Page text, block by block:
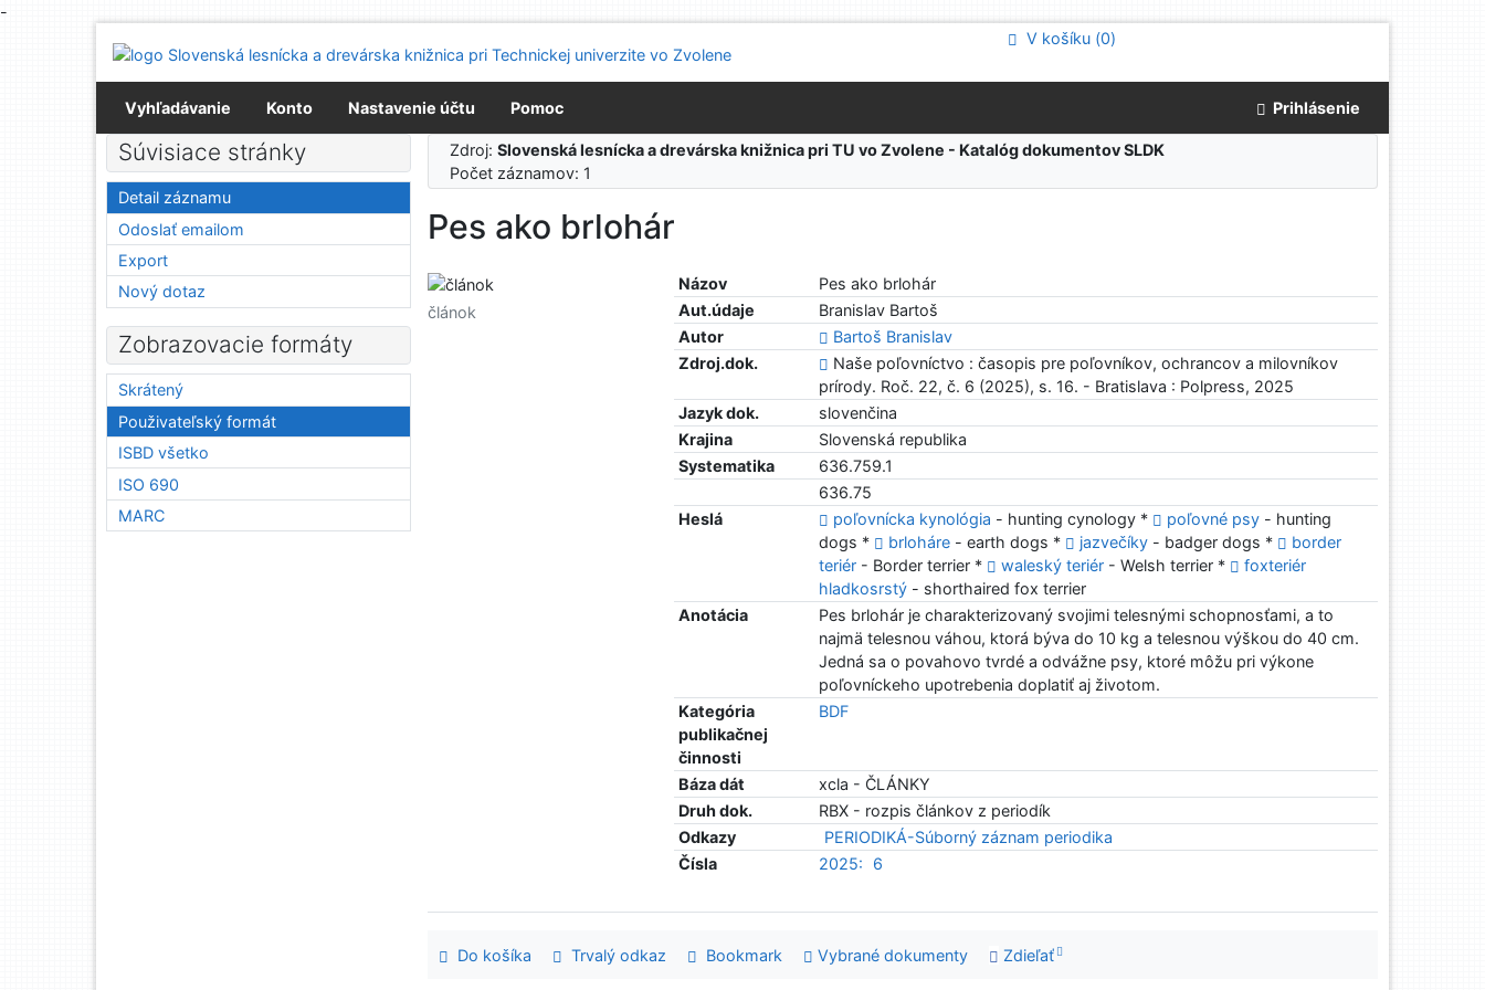
-
Prejsť na menu
Prehlásenie o webovej prístupnosti
V košíku (0)
Vyhľadávanie Konto Nastavenie účtu Pomoc Prihlásenie
Zdroj:Slovenská lesnícka a drevárska knižnica pri TU vo Zvolene - Katalóg dokumentov SLDK
Počet záznamov: 1
Pes ako brlohár
Názov
Pes ako brlohár
Aut.údaje
Branislav Bartoš
Autor
Bartoš Branislav
Zdroj.dok.
Naše poľovníctvo : časopis pre poľovníkov, ochrancov a milovníkov
prírody. Roč. 22, č. 6 (2025), s. 16. - Bratislava : Polpress, 2025
Jazyk dok.
slovenčina
Krajina
Slovenská republika
Systematika
636.759.1
636.75
Heslá
poľovnícka kynológia - hunting cynology * poľovné psy - hunting
dogs *
brloháre - earth dogs * jazvečíky - badger dogs *
border
teriér - Border terrier * waleský teriér - Welsh terrier *
foxteriér
hladkosrstý - shorthaired fox terrier
Anotácia
Pes brlohár je charakterizovaný svojimi telesnými schopnosťami, a to
najmä telesnou váhou, ktorá býva do 10 kg a telesnou výškou do 40 cm.
Jedná sa o povahovo tvrdé a odvážne psy, ktoré môžu pri výkone
poľovníckeho upotrebenia doplatiť aj životom.
Kategória
publikačnej
činnosti
BDF
Báza dát
xcla - ČLÁNKY
Druh dok.
RBX - rozpis článkov z periodík
Odkazy
PERIODIKÁ-Súborný záznam periodika
Čísla
2025: 6
článok
Do košíka Trvalý odkaz Bookmark Vybrané dokumenty Zdieľať
Súvisiace stránky
Detail záznamu
Odoslať emailom
Export
Nový dotaz
Zobrazovacie formáty
Skrátený
Použivateľský formát
ISBD všetko
ISO 690
MARC